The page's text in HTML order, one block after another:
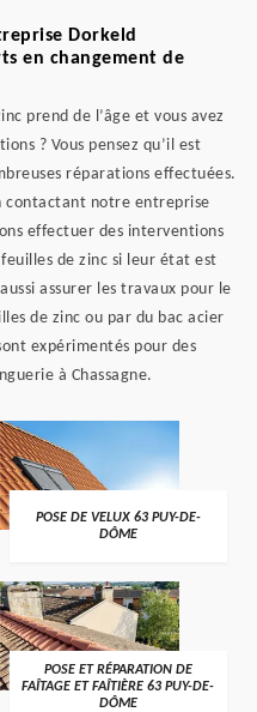
Dorkeld
en changement de
prend de l’âge et vous avez
? Vous pensez qu’il est
réparations effectuées.
contactant notre entreprise
effectuer des interventions
de zinc si leur état est
assurer les travaux pour le
de zinc ou par du bac acier
expérimentés pour des
à Chassagne.
POSE DE VELUX 63 PUY-DE-
DÔME
POSE ET RÉPARATION DE
FAÎTAGE ET FAÎTIÈRE 63 PUY-DE-
DÔME